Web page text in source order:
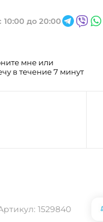
10:00 до 20:00
мне или
в течение 7 минут
1529840